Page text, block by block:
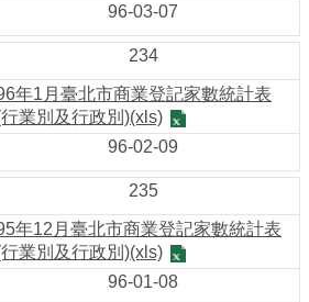
96-03-07
234
年1月臺北市商業登記家數統計表
業別及行政別)(xls)
96-02-09
235
年12月臺北市商業登記家數統計表
業別及行政別)(xls)
96-01-08